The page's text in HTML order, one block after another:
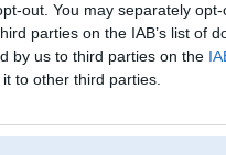
out. You may separately
parties on the IAB’s list of
by us to third parties on the
to other third parties.
forumā]